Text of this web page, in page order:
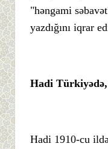
"həngami
yazdığını iqrar
Hadi Türkiyədə,
Hadi 1910-cu